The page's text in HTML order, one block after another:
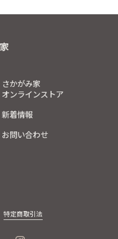
さかがみ家
オンラインストア
新着情報
お問い合わせ
特定商取引法